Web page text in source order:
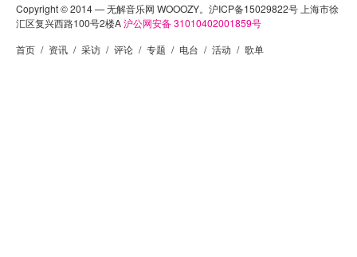
Copyright © 2014 — 无解音乐网 WOOOZY。沪ICP备15029822号 上海市徐
汇区复兴西路100号2楼A沪公网安备 31010402001859号
首页 / 资讯 / 采访 / 评论 / 专题 / 电台 / 活动 / 歌单